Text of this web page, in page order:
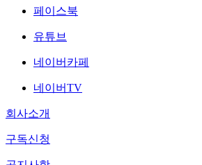
페이스북
유튜브
네이버카페
네이버TV
회사소개
구독신청